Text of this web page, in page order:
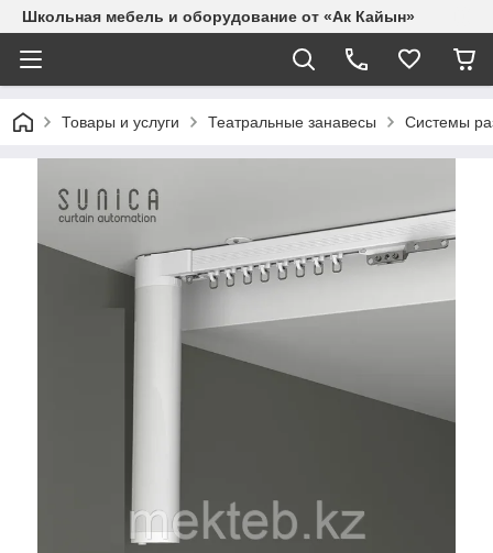
Школьная мебель и оборудование от «Ак Кайын»
Товары и услуги Театральные занавесы Системы